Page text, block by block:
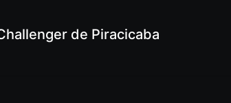
de Piracicaba